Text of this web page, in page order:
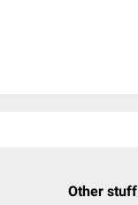
Other stuff